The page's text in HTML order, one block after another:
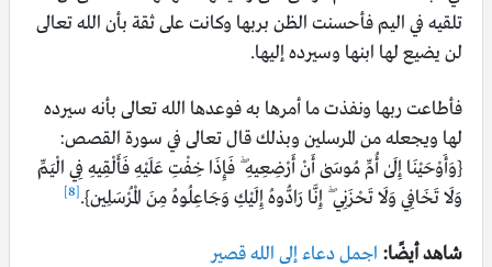
تلقيه في اليم فأحسنت الظن بربها وكانت على ثقة بأن الله تعالى
لن يضيع لها ابنها وسيرده إليها.
فأطاعت ربها ونفذت ما أمرها به فوعدها الله تعالى بأنه سيرده
لها ويجعله من المرسلين وبذلك قال تعالى في سورة القصص:
{وَأَوْحَيْنَا إِلَىٰ أُمِّ مُوسَىٰ أَنْ أَرْضِعِيهِ ۖ فَإِذَا خِفْتِ عَلَيْهِ فَأَلْقِيهِ فِي الْيَمِّ
وَلَا تَخَافِي وَلَا تَحْزَنِي ۖ إِنَّا رَادُّوهُ إِلَيْكِ وَجَاعِلُوهُ مِنَ الْمُرْسَلِين}.[8]
شاهد أيضًا: اجمل دعاء إلى الله قصير